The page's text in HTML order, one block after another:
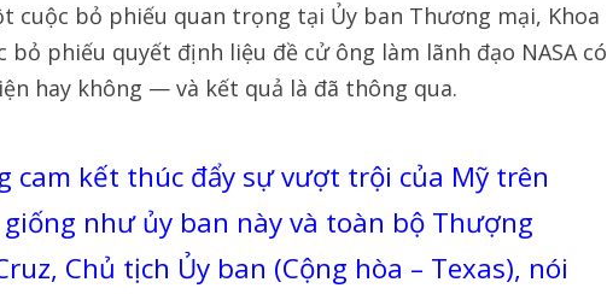
cuộc bỏ phiếu quan trọng tại Ủy ban Thương mại, Khoa
bỏ phiếu quyết định liệu đề cử ông làm lãnh đạo NASA có
hay không — và kết quả là đã thông qua.
cam kết thúc đẩy sự vượt trội của Mỹ trên
như ủy ban này và toàn bộ Thượng
Chủ tịch Ủy ban (Cộng hòa – Texas), nói